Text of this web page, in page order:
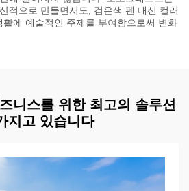
적으로 만들면서도, 검은색 펜 대신 컬러
에 예술적인 주제를 부여함으로써 변화
니스를 위한 최고의 솔루션
지고 있습니다